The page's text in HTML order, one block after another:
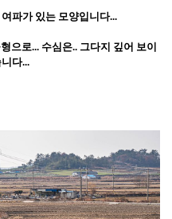
파가 있는 모양입니다...
으로... 수심은.. 그다지 깊어 보이
다...